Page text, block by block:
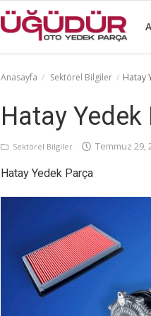
Anasayfa Sektörel Bilgiler Hatay
Hatay Yedek
Sektörel Bilgiler Temmuz 29,
Hatay Yedek Parça